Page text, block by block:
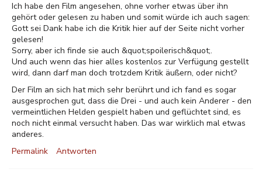
Ich habe den Film angesehen, ohne vorher etwas über ihn
gehört oder gelesen zu haben und somit würde ich auch sagen:
Gott sei Dank habe ich die Kritik hier auf der Seite nicht vorher
gelesen!
Sorry, aber ich finde sie auch &quot;spoilerisch&quot;.
Und auch wenn das hier alles kostenlos zur Verfügung gestellt
wird, dann darf man doch trotzdem Kritik äußern, oder nicht?
Der Film an sich hat mich sehr berührt und ich fand es sogar
ausgesprochen gut, dass die Drei - und auch kein Anderer - den
vermeintlichen Helden gespielt haben und geflüchtet sind, es
noch nicht einmal versucht haben. Das war wirklich mal etwas
anderes.
Permalink
Antworten